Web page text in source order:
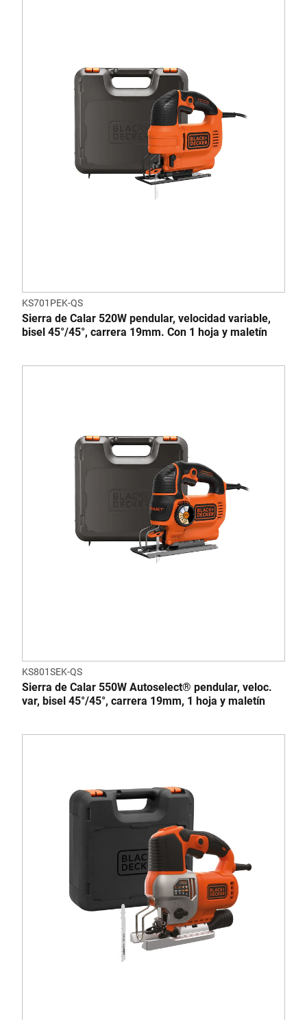
KS701PEK-QS
Sierra de Calar 520W pendular, velocidad variable,
bisel 45°/45°, carrera 19mm. Con 1 hoja y maletín
KS801SEK-QS
Sierra de Calar 550W Autoselect® pendular, veloc.
var, bisel 45°/45°, carrera 19mm, 1 hoja y maletín